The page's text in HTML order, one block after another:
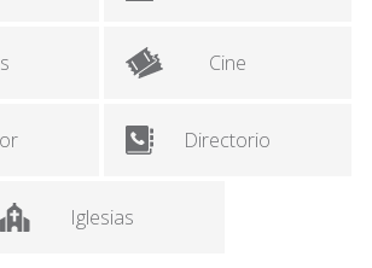
Cine
Directorio
Iglesias